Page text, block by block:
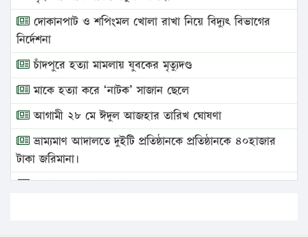
দোকানপাট ও শপিংমল খোলা রাখা নিয়ে বিদ্যুৎ বিভাগের
নির্দেশনা
চাঁদপুরে হত্যা মামলায় যুবকের মৃত্যুদণ্ড
মাকে হত্যা করে ‘নাটক’ সাজান ছেলে
আগামী ২৮ মে ঈদুল আজহার তারিখ ঘোষণা
ভ্রাম্যমাণ আদালতে দুইটি প্রতিষ্ঠানকে প্রতিষ্ঠানকে ৪০হাজার
টাকা জরিমানা।
এবার লঞ্চের ভাড়া বাড়ল